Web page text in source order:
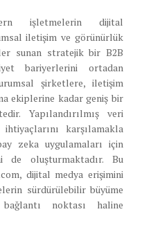
işletmelerin dijital
iletişim ve görünürlük
sunan stratejik bir B2B
bariyerlerini ortadan
şirketlere, iletişim
ekiplerine kadar geniş bir
Yapılandırılmış veri
karşılamakla
zeka uygulamaları için
oluşturmaktadır. Bu
dijital medya erişimini
sürdürülebilir büyüme
noktası haline